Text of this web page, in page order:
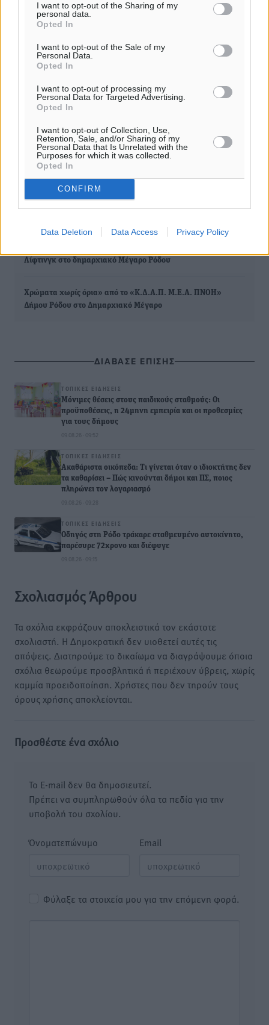
I want to opt-out of the Sharing of my
personal data.
Opted In
I want to opt-out of the Sale of my
Personal Data.
Opted In
I want to opt-out of processing my
Personal Data for Targeted Advertising.
Opted In
I want to opt-out of Collection, Use,
Retention, Sale, and/or Sharing of my
Personal Data that Is Unrelated with the
Purposes for which it was collected.
Opted In
CONFIRM
Data Deletion Data Access Privacy Policy
0
Σε πανηγυρικό κλίμα η πίτα του Παραρτήματος Ρόδου του
Ελληνικού Ερυθρού Σταυρού παρουσία του προέδρου
Αντωνίου Αυγερινού
επίσημη τελετή παράδοσης του έργου “Smart Forest Ρόδος”
Λίφτινγκ στο δημαρχιακό Μέγαρο Ρόδου
Χρώματα χωρίς όρια» από το «Κ.Δ.Α.Π. Μ.Ε.Α. ΠΝΟΗ»
Δήμου Ρόδου στο Δημαρχιακό Μέγαρο
ΔΙΑΒΑΣΕ ΕΠΙΣΗΣ
ΤΟΠΙΚΈΣ ΕΙΔΉΣΕΙΣ
Μόνιμες θέσεις στους παιδικούς σταθμούς: Οι
προϋποθέσεις, η 24μηνη εμπειρία και οι προθεσμίες
για τους δήμους
09.08.26 · 09:52
ΤΟΠΙΚΈΣ ΕΙΔΉΣΕΙΣ
Ακαθάριστα οικόπεδα: Τι γίνεται όταν ο ιδιοκτήτης δεν
τα καθαρίσει – Πώς κινούνται δήμοι και ΠΣ, ποιος
πληρώνει τον λογαριασμό
09.08.26 · 09:28
ΤΟΠΙΚΈΣ ΕΙΔΉΣΕΙΣ
Οδηγός στη Ρόδο τράκαρε σταθμευμένο αυτοκίνητο,
παρέσυρε 72χρονο και διέφυγε
09.08.26 · 09:15
Σχολιασμός Άρθρου
Τα σχόλια εκφράζουν αποκλειστικά τον εκάστοτε
σχολιαστή. Η Δημοκρατική δεν υιοθετεί αυτές τις
απόψεις. Διατηρούμε το δικαίωμα να διαγράψουμε όποια
σχόλια θεωρούμε προσβλητικά ή περιέχουν ύβρεις, χωρίς
καμμία προειδοποίηση. Χρήστες που δεν τηρούν τους
όρους χρήσης αποκλείονται.
Προσθέστε ένα σχόλιο
Το E-mail δεν θα δημοσιευτεί.
Πρέπει να συμπληρωθούν όλα τα πεδία για την
υποβολή του σχολίου.
Όνοματεπώνυμο Email
Φύλαξε τα στοιχεία μου για την επόμενη φορά.